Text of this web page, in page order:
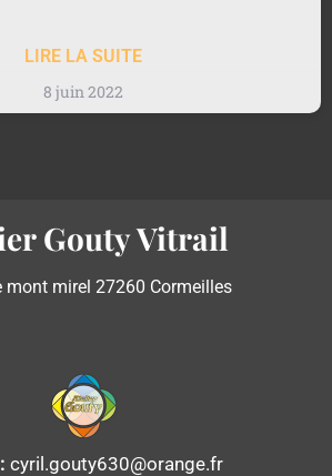
LIRE LA SUITE
8 juin 2022
Gouty Vitrail
mont mirel 27260 Cormeilles
cyril.gouty630@orange.fr